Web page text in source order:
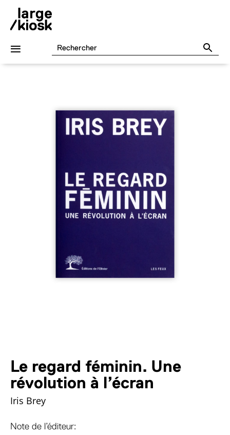
Le regard féminin. Une
révolution à l’écran
Iris Brey
Note de l’éditeur: